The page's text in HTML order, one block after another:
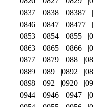
0837
0838 08387
0846
0847 08477
0853
0854 0855
0863
0865 0866
0877
0879 088
0889
089 0892
0898
092 0920
0944
0946 0947